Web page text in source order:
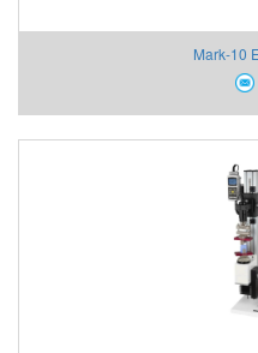
Mark-10